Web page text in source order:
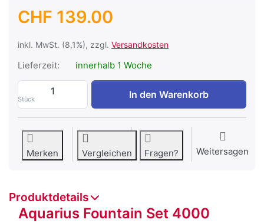
CHF 139.00
inkl. MwSt. (8,1%), zzgl. Versandkosten
Lieferzeit: innerhalb 1 Woche
Stück
Aquarius Fountain Set 4000 zu CHF
In den Warenkorb
Merken Vergleichen Fragen? Weitersagen
Produktdetails
Aquarius Fountain Set 4000